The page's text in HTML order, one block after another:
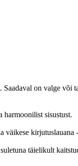
Saadaval on valge või
harmoonilist sisustust.
väikese
täielikult